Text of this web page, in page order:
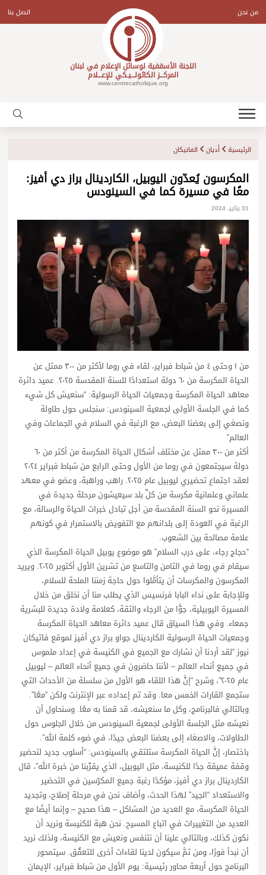
contentمن نحن اتصل بنا
اللجنة الأسقفية لوسائل الإعلام في لبنان
المركـــز الكاثولـــيـكي للإعـــلام
www.centrecatholique.org
الرئيسية أديان الفاتيكان
المكرسون يُعدّون اليوبيل، الكاردينال براز دي أفيز:
معًا في مسيرة كما في السينودس
31 يناير، 2024
من ١ وحتى ٤ من شباط فبراير، لقاء في روما لأكثر من ٣٠٠ ممثل عن
الحياة المكرسة من ٦٠ دولة استعدادًا للسنة المقدسة ٢٠٢٥. عميد دائرة
معاهد الحياة المكرسة وجمعيات الحياة الرسولية: “سنعيش كل شيء
كما في الجلسة الأولى لجمعية السينودس: سنجلس حول طاولة
ونصغي إلى بعضنا البعض، مع الرغبة في السلام في الجماعات وفي
العالم”
أكثر من ٣٠٠ ممثل عن مختلف أشكال الحياة المكرسة من أكثر من ٦٠
دولة سيجتمعون في روما من الأول وحتى الرابع من شباط فبراير ٢٠٢٤
لعقد اجتماع تحضيري ليوبيل عام ٢٠٢٥. راهب وراهبة، وعضو في معهد
علماني وعلمانية مكرسة من كلِّ بلد سيعيشون مرحلة جديدة في
المسيرة نحو السنة المقدسة من أجل تبادل خبرات الحياة والرسالة، مع
الرغبة في العودة إلى بلدانهم مع التفويض بالاستمرار في كونهم
علامة مصالحة بين الشعوب.
“حجاج رجاء، على درب السلام” هو موضوع يوبيل الحياة المكرسة الذي
سيقام في روما في الثامن والتاسع من تشرين الأول أكتوبر ٢٠٢٥. ويريد
المكرسون والمكرسات أن يتأمَّلوا حول حاجة زمننا الملحة للسلام،
وللإجابة على نداء البابا فرنسيس الذي يطلب منا أن نخلق من خلال
المسيرة اليوبيلية، جوًّا من الرجاء والثقة، كعلامة ولادة جديدة للبشرية
جمعاء. وفي هذا السياق قال عميد دائرة معاهد الحياة المكرسة
وجمعيات الحياة الرسولية الكاردينال جواو براز دي أفيز لموقع فاتيكان
نيوز “لقد أردنا أن نشارك مع الجميع في الكنيسة في إعداد ملموس
في جميع أنحاء العالم – لأننا حاضرون في جميع أنحاء العالم – ليوبيل
عام ٢٠٢٥”، وشرح “إنَّ هذا اللقاء هو الأول من سلسلة من الأحداث التي
ستجمع القارات الخمس معا. وقد تم إعداده عبر الإنترنت ولكن “معًا”.
وبالتالي فالبرنامج، وكل ما سنعيشه، قد قمنا به معًا. وسنحاول أن
نعيشه مثل الجلسة الأولى لجمعية السينودس من خلال الجلوس حول
الطاولات، والاصغاء إلى بعضنا البعض جيدًا، في ضوء كلمة الله”.
باختصار، إنَّ الحياة المكرسة ستلتقي بالسينودس: “أسلوب جديد لتحضير
وقفة عميقة جدًا للكنيسة، مثل اليوبيل، الذي يقرِّبنا من خبرة الله”، قال
الكاردينال براز دي أفيز، مؤكدًا رغبة جميع المكرّسين في التحضير
والاستعداد “الجيد” لهذا الحدث، وأضاف نحن في مرحلة إصلاح، وتجديد
الحياة المكرسة، مع العديد من المشاكل – هذا صحيح – وإنما أيضًا مع
العديد من التغييرات في اتباع المسيح. نحن هبة للكنيسة ونريد أن
نكون كذلك، وبالتالي علينا أن نتنفس ونعيش مع الكنيسة، ولذلك نريد
أن نبدأ فورًا، ومن ثمَّ سيكون لدينا لقاءات أخرى للتعمُّق. سيتمحور
البرنامج حول أربعة محاور رئيسية: يوم الأول من شباط فبراير، الإيمان